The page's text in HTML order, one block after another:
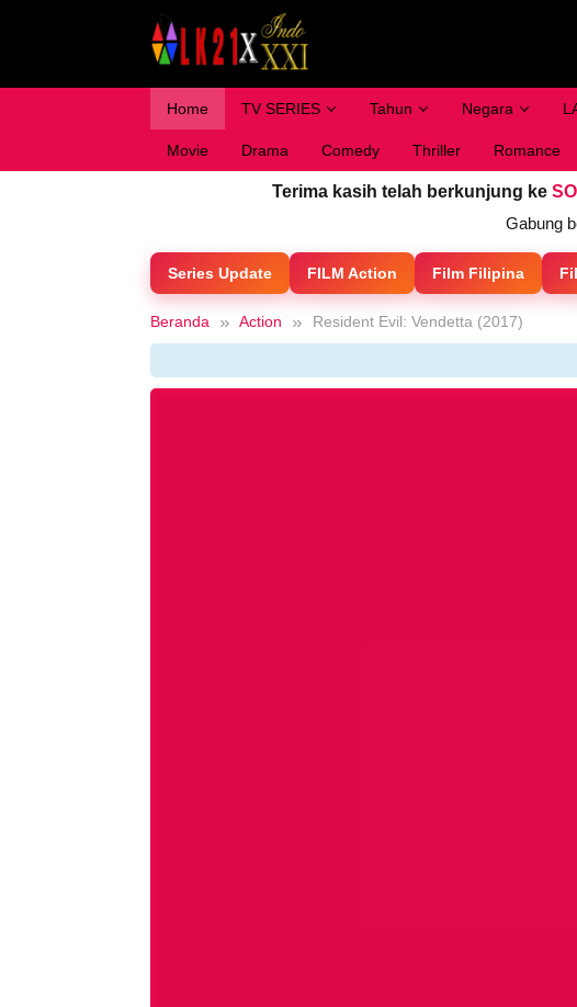
Home TV SERIES Tahun Negara
Movie Drama Comedy Thriller Romance
Terima kasih telah berkunjung ke
Gabung
Series Update FILM Action Film Filipina
Beranda Action Resident Evil: Vendetta (2017)